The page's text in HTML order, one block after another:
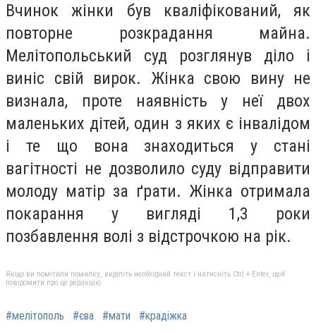
Вчинок жінки був кваліфікований, як
повторне розкрадання майна.
Мелітопольський суд розглянув діло і
виніс свій вирок. Жінка свою вину не
визнала, проте наявність у неї двох
маленьких дітей, один з яких є інвалідом
і те що вона знаходиться у стані
вагітності не дозволило суду відправити
молоду матір за ґрати. Жінка отримала
покарання у вигляді 1,3 роки
позбавлення волі з відстрочкою на рік.
Якщо ви помітили помилку, виділіть необхідний текст і натисніть Ctrl + Enter, щоб
повідомити про це редакцію
#мелітополь #єва #мати #крадіжка